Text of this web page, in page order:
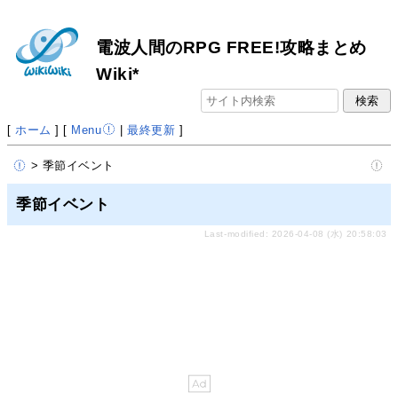
電波人間のRPG FREE!攻略まとめ
Wiki*
[ ホーム ] [ Menu |最終更新 ]
> 季節イベント
季節イベント
Last-modified: 2026-04-08 (水) 20:58:03